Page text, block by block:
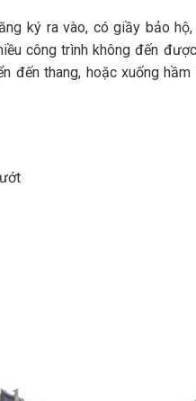
ký ra vào, có giầy bảo
công trình không đến
đến thang, hoặc xuống